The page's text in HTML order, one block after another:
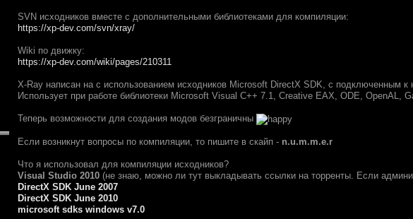
SVN исходников вместе с дополнительными библиотеками для компиляции:
https://xp-dev.com/svn/xray/
Wiki по движку:
https://xp-dev.com/wiki/pages/210311
X-Ray написан на с использованием исходников Microsoft DirectX SDK, с подключенным к
Использует при работе библиотеки Microsoft Visual C++ 7.1, Creative EAX, ODE, OpenAL,
Теперь возможности для создания модов безграничны
Если возникнут вопросы по компиляции, то пишите в скайп - n.u.m.m.e.r
Что я использовал для компиляции исходников?
Visual Studio 2010 (не знаю, можно ли тут выкладывать ссылки на торренты. Если
DirectX SDK June 2007
DirectX SDK June 2010
microsoft sdks windows v7.0